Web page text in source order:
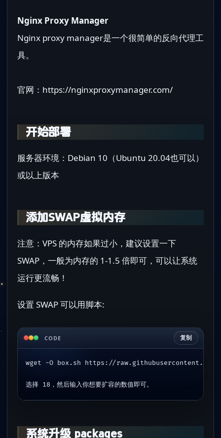
Nginx Proxy Manager
Nginx proxy manager是一个很简单的反向代理工
具。
官网：https://nginxproxymanager.com/
开始部署
服务器环境：Debian 10（Ubuntu 20.04也可以）
或以上版本
添加SWAP虚拟内存
注意：VPS 的内存如果过小，建议设置一下
SWAP，一般为内存的 1-1.5 倍即可，可以让系统
运行更流畅！
设置 SWAP 可以用脚本:
CODE 复制
wget -O box.sh https://raw.githubusercontent.com/
选择 18，然后输入你想要扩容的数值即可。
系统升级 packages